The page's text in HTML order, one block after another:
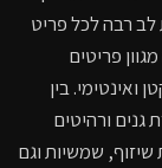
לב רבה לכל פריט
פריטים
ואינטימי. בין
ורהיטים
שיזוף, שמשיות וגם